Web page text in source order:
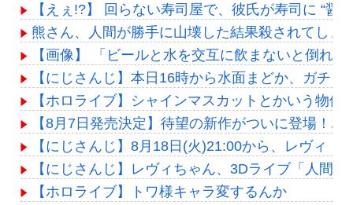
【えぇ!?】 回らない寿司屋で、彼氏が寿司に “
熊さん、人間が勝手に山壊した結果殺されてし
【画像】 「ビールと水を交互に飲まないと倒れ
【にじさんじ】本日16時から水面まどか、ガチ
【ホロライブ】シャインマスカットとかいう物
【8月7日発売決定】待望の新作がついに登場！
【にじさんじ】8月18日(火)21:00から、レヴィ
【にじさんじ】レヴィちゃん、3Dライブ「人間
【ホロライブ】トワ様キャラ変するんか